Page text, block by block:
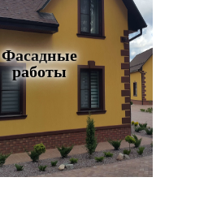
Фасадные
работы